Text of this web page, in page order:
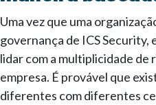
Uma vez que uma
governança de ICS
lidar com a multiplicidade de
empresa. É provável que
diferentes com diferentes